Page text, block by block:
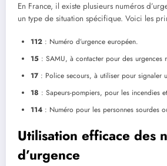
En France, il existe plusieurs numéros
un type de situation spécifique. Voici les
112 : Numéro d’urgence européen.
15 : SAMU, à contacter pour des urgences
17 : Police secours, à utiliser pour signaler
18 : Sapeurs-pompiers, pour les incendies
114 : Numéro pour les personnes sourdes
Utilisation efficace des
d’urgence